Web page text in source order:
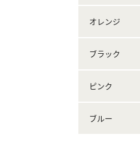
オレンジ
ブラック
ピンク
ブルー